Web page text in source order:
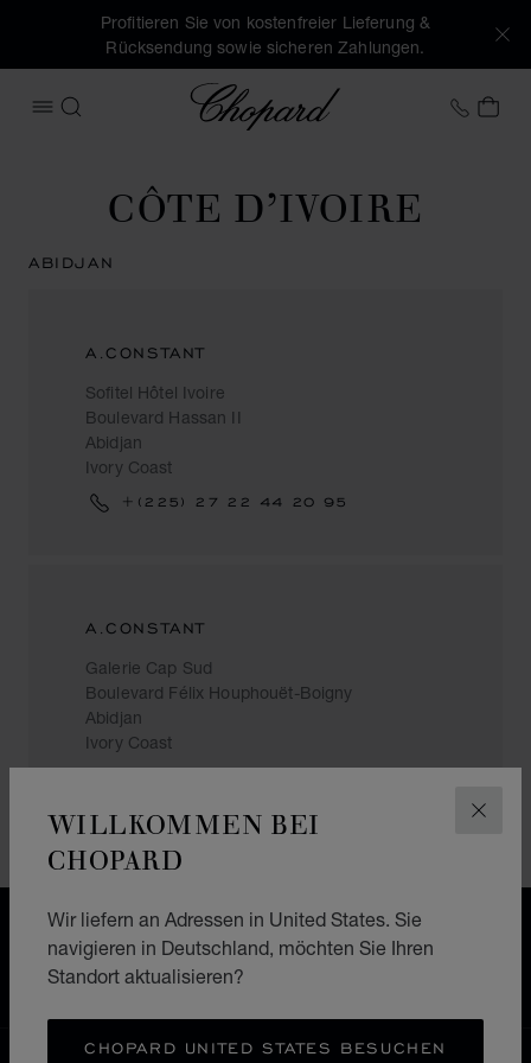
WILLKOMMEN BEI
CHOPARD
Wir liefern an Adressen in United States. Sie
navigieren in Deutschland, möchten Sie Ihren
Standort aktualisieren?
CHOPARD UNITED STATES BESUCHEN
Profitieren Sie von kostenfreier Lieferung &
Rücksendung sowie sicheren Zahlungen.
MENÜ ÖFFNEN
SUCHEN
Chopard +49
CÔTE D’IVOIRE
ABIDJAN
A.CONSTANT
Sofitel Hôtel Ivoire
Boulevard Hassan II
Abidjan
Ivory Coast
+(225) 27 22 44 20 95
A.CONSTANT
Galerie Cap Sud
Boulevard Félix Houphouët-Boigny
Abidjan
Ivory Coast
KOSTENLOSER VERSAND & LIEFERGEBIET
SICHERE BEZAHLUNG
WIDERRUFS­BELEHRUNG, RÜCKSENDUNG &